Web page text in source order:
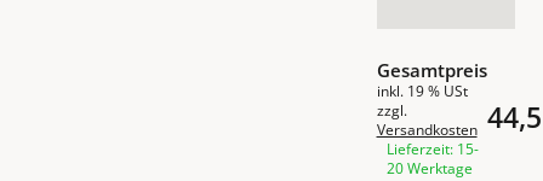
Gesamtpreis
inkl. 19 % USt
zzgl.
Versandkosten
Lieferzeit: 15-
20 Werktage